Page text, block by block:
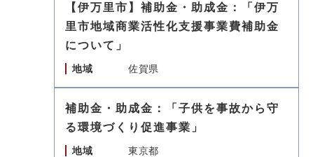
【伊万里市】補助金・助成金：「伊万
里市地域商業活性化支援事業費補助金
について」
地域 佐賀県
補助金・助成金：「子供を事故から守
る環境づくり促進事業」
地域 東京都